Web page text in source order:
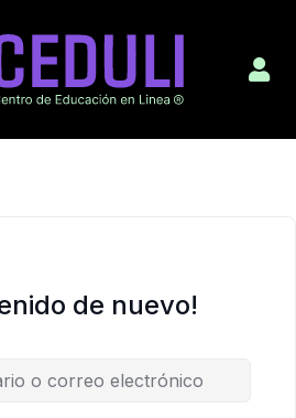
de nuevo!